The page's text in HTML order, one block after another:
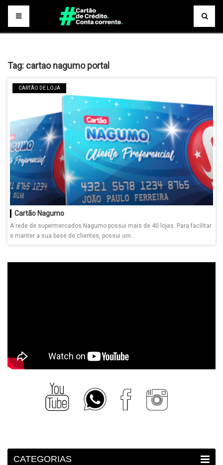
Tag: cartao nagumo portal
CARTÃO DE LOJA
Cartão Nagumo
A rede de supermercados Nagumo possui mais de 40 lojas. Para facilitar
e manter a sua base de clientes, possui um...
CATEGORIAS